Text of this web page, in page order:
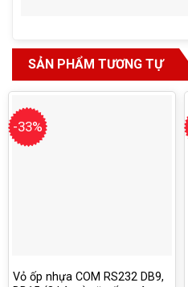
SẢN PHẨM TƯƠNG TỰ
-33%
Vỏ ốp nhựa COM RS232 DB9,